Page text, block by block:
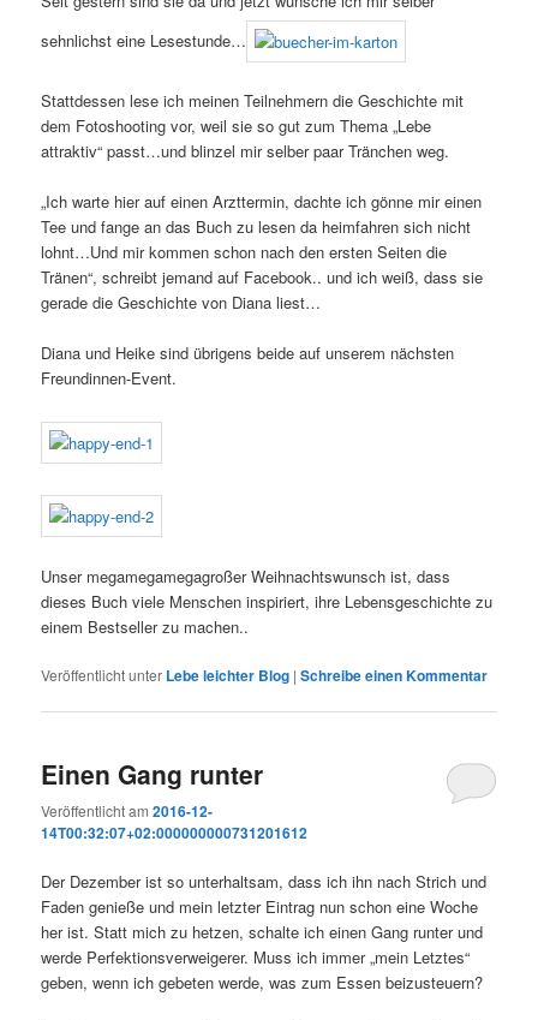
sehnlichst eine Lesestunde…
Stattdessen lese ich meinen Teilnehmern die Geschichte mit
dem Fotoshooting vor, weil sie so gut zum Thema „Lebe
attraktiv“ passt…und blinzel mir selber paar Tränchen weg.
„Ich warte hier auf einen Arzttermin, dachte ich gönne mir einen
Tee und fange an das Buch zu lesen da heimfahren sich nicht
lohnt…Und mir kommen schon nach den ersten Seiten die
Tränen“, schreibt jemand auf Facebook.. und ich weiß, dass sie
gerade die Geschichte von Diana liest…
Diana und Heike sind übrigens beide auf unserem nächsten
Freundinnen-Event.
Unser megamegamegagroßer Weihnachtswunsch ist, dass
dieses Buch viele Menschen inspiriert, ihre Lebensgeschichte zu
einem Bestseller zu machen..
Veröffentlicht unter Lebe leichter Blog |Schreibe einen Kommentar
Einen Gang runter
Veröffentlicht am2016-12-
14T00:32:07+02:000000000731201612
Der Dezember ist so unterhaltsam, dass ich ihn nach Strich und
Faden genieße und mein letzter Eintrag nun schon eine Woche
her ist. Statt mich zu hetzen, schalte ich einen Gang runter und
werde Perfektionsverweigerer. Muss ich immer „mein Letztes“
geben, wenn ich gebeten werde, was zum Essen beizusteuern?